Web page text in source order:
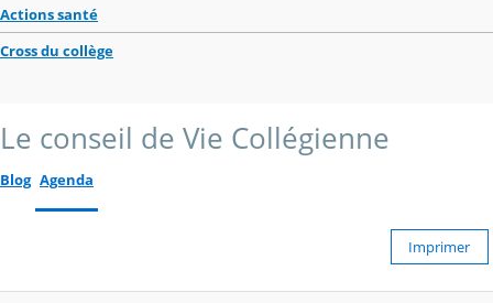
Actions santé
Cross du collège
Le conseil de Vie Collégienne
Blog Agenda
Imprimer